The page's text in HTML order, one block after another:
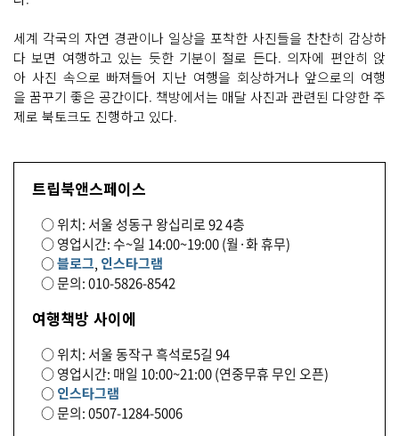
세계 각국의 자연 경관이나 일상을 포착한 사진들을 찬찬히 감상하
다 보면 여행하고 있는 듯한 기분이 절로 든다. 의자에 편안히 앉
아 사진 속으로 빠져들어 지난 여행을 회상하거나 앞으로의 여행
을 꿈꾸기 좋은 공간이다. 책방에서는 매달 사진과 관련된 다양한 주
제로 북토크도 진행하고 있다.
트립북앤스페이스
○ 위치: 서울 성동구 왕십리로 92 4층
○ 영업시간: 수~일 14:00~19:00 (월·화 휴무)
○블로그, 인스타그램
○ 문의: 010-5826-8542
여행책방 사이에
○ 위치: 서울 동작구 흑석로5길 94
○ 영업시간: 매일 10:00~21:00 (연중무휴 무인 오픈)
○인스타그램
○ 문의: 0507-1284-5006